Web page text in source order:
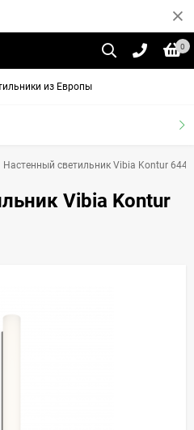
0
из Европы
Настенный светильник Vibia Kontur 6446
Vibia Kontur